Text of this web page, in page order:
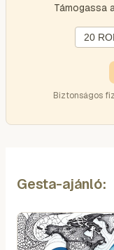
Támogassa
20
Biztonságos
Gesta-ajánló: